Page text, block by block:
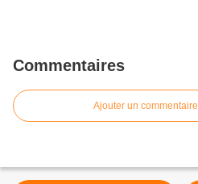
Commentaires
Ajouter un commentaire